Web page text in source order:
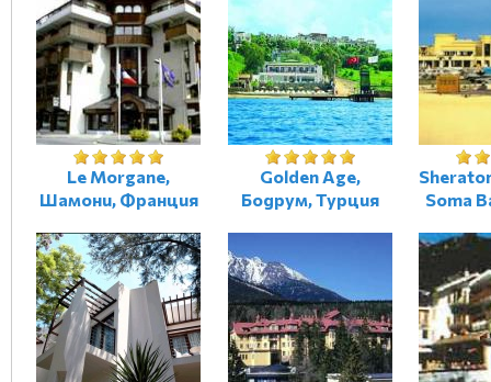
Le Morgane,
Шамони, Франция
Golden Age,
Бодрум, Турция
Soma